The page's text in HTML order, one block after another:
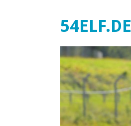
54ELF.DE